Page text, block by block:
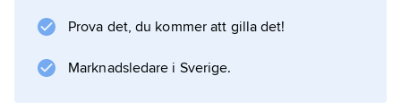
pjäsen
Sagan om hästen
.
Prova det, du kommer att gilla det!
Marknadsledare i Sverige.